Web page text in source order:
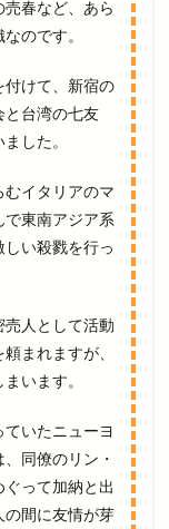
春など、あら
のです。
付けて、新宿の
と台湾の七友
した。
イタリアのマ
東南アジア系
い殺戮を行っ
人として活動
まれますが、
います。
いたニューヨ
同僚のリン・
って加納と出
の間に友情が芽